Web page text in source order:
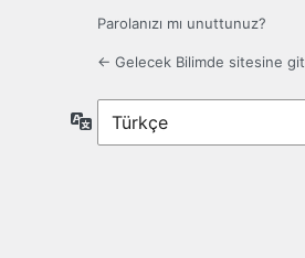
Parolanızı mı unuttunuz?
← Gelecek Bilimde sitesine git
Dil